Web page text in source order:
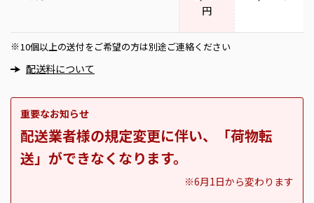
円
※ 10個以上の送付をご希望の方は別途ご連絡ください
配送料について
重要なお知らせ
配送業者様の規定変更に伴い、「荷物転
送」ができなくなります。
※6月1日から変わります